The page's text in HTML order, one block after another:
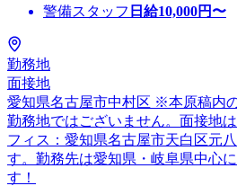
警備スタッフ 日給10,000円〜
勤務地
面接地
愛知県名古屋市中村区 ※本原稿内
勤務地ではございません。面接地
フィス：愛知県名古屋市天白区元
す。勤務先は愛知県・岐阜県中心
す！